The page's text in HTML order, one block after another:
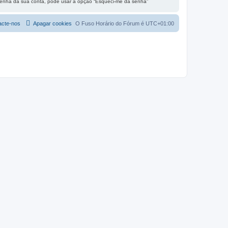
da sua conta, pode usar a opção “Esqueci-me da senha”
O Fuso Horário do Fórum é UTC+01:00
Apagar cookies
nos